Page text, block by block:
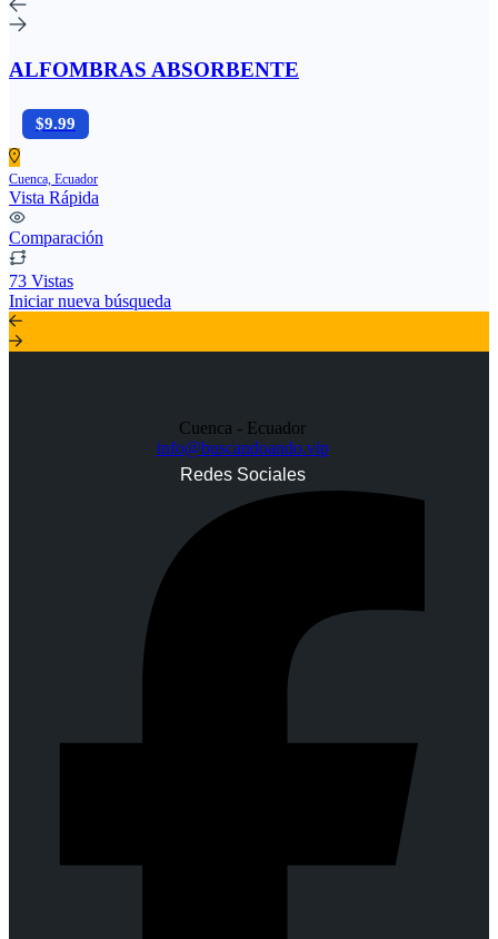
ALFOMBRAS ABSORBENTE
$9.99
Cuenca, Ecuador
Vista Rápida
Comparación
73 Vistas
Iniciar nueva búsqueda
Cuenca - Ecuador
info@buscandoando.vip
Redes Sociales